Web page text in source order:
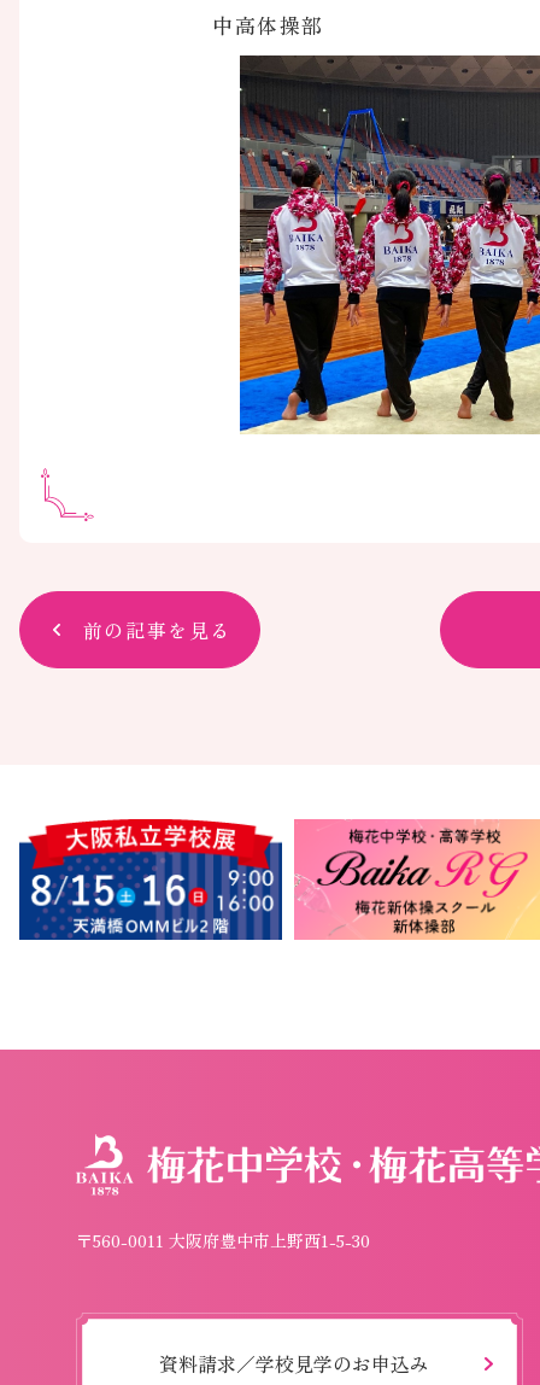
中高体操部
前の記事を見る
〒560-0011 大阪府豊中市上野西1-5-30
資料請求／学校見学のお申込み